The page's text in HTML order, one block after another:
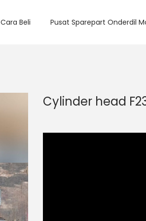
Cara Beli Pusat Sparepart Onderdil
Cylinder head